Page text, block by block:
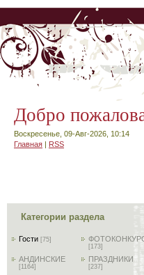
Добро
Воскресенье, 09-Авг-2026, 10:14
Главная | RSS
Категории раздела
Гости [75]
[173]
АНДИНСКИЕ
[1164]
ПРАЗДНИКИ
[237]